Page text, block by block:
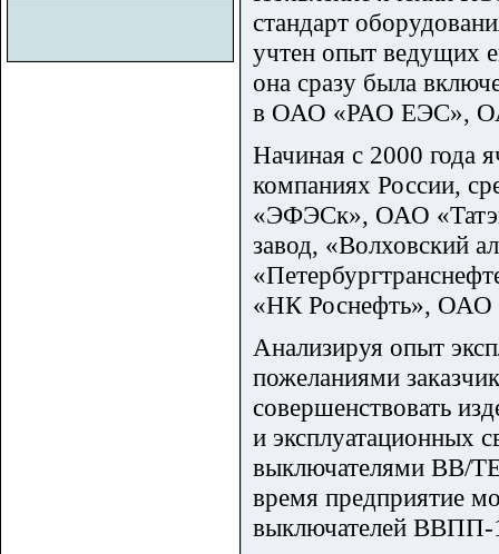
стандарт
учтен опыт ведущих
она сразу была
в ОАО «РАО ЕЭС»,
Начиная с 2000 года
компаниях России,
«ЭФЭСк», ОАО
завод, «Волховский
«НК Роснефть», ОАО
Анализируя опыт
пожеланиями
совершенствовать
и эксплуатационных
выключателями BB/
время предприятие
выключателей ВВПП-